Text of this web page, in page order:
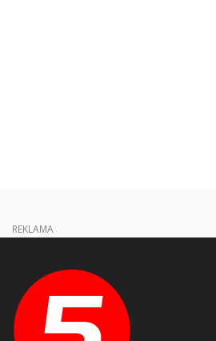
REKLAMA